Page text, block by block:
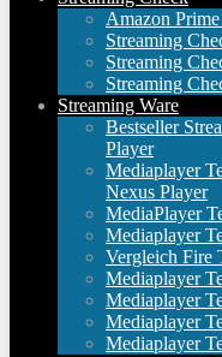
Amazon
Streaming
Streaming
Streaming
Streaming Ware
Bestseller
Player
Mediaplayer
Nexus Player
MediaPlayer
Mediaplayer
Vergleich Fire
Mediaplayer
Mediaplayer
Mediaplayer
Mediaplayer